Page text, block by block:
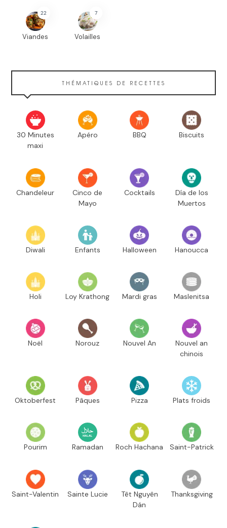
22
Viandes
7
Volailles
THÉMATIQUES DE RECETTES
30 Minutes
maxi
Apéro BBQ Biscuits
Chandeleur
Cinco de
Mayo
Cocktails
Día de los
Muertos
Diwali Enfants Halloween Hanoucca
Holi Loy Krathong Mardi gras Maslenitsa
Noël Norouz Nouvel An
Nouvel an
chinois
Oktoberfest Pâques Pizza Plats froids
Pourim Ramadan Roch Hachana Saint-Patrick
Saint-Valentin Sainte Lucie
Têt Nguyên
Dán
Thanksgiving